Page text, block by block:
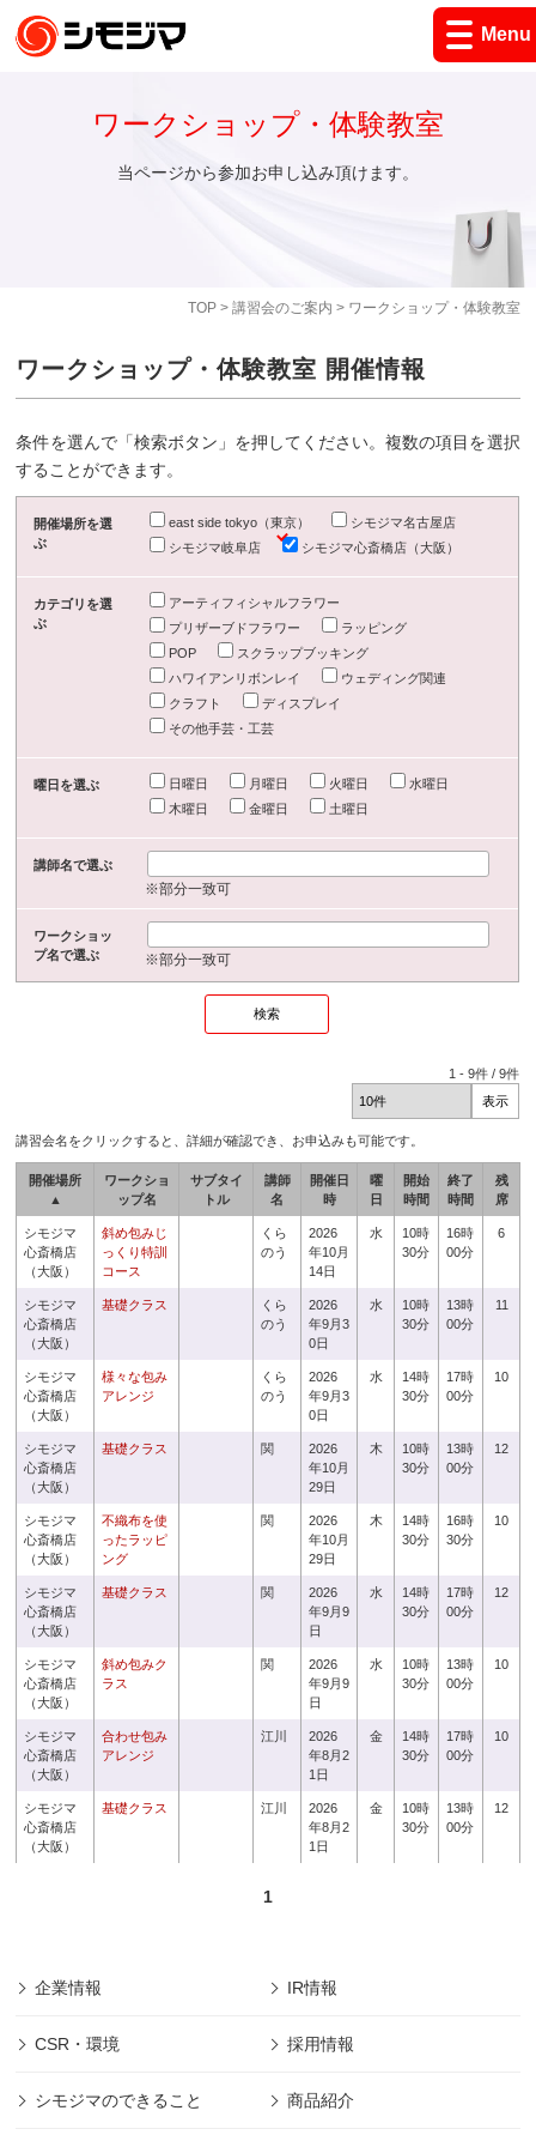
Menu
TOP> 講習会のご案内 > ワークショップ・体験教室
ワークショップ・体験教室
当ページから参加お申し込み頂けます。
ワークショップ・体験教室 開催情報
条件を選んで「検索ボタン」を押してください。複数の項目を選択
することができます。
開催場所を選
ぶ
east side tokyo（東京）
シモジマ名古屋店
シモジマ岐阜店
シモジマ心斎橋店（大阪）
カテゴリを選
ぶ
アーティフィシャルフラワー
プリザーブドフラワー
ラッピング
POP
スクラップブッキング
ハワイアンリボンレイ
ウェディング関連
クラフト
ディスプレイ
その他手芸・工芸
曜日を選ぶ 日曜日 月曜日 火曜日
水曜日
木曜日
金曜日 土曜日
講師名で選ぶ
※部分一致可
ワークショッ
プ名で選ぶ
※部分一致可
1 -9件 /9件
講習会名をクリックすると、詳細が確認でき、お申込みも可能です。
開催場所
▲
ワークショ
ップ名
サブタイ
トル
講師
名
開催日
時
曜
日
開始
時間
終了
時間
残
席
シモジマ
心斎橋店
（大阪）
斜め包みじ
っくり特訓
コース
くら
のう
2026
年10月
14日
水
10時
30分
16時
00分
6
シモジマ
心斎橋店
（大阪）
基礎クラス
くら
のう
2026
年9月3
0日
水
10時
30分
13時
00分
11
シモジマ
心斎橋店
（大阪）
様々な包み
アレンジ
くら
のう
2026
年9月3
0日
水
14時
30分
17時
00分
10
シモジマ
心斎橋店
（大阪）
基礎クラス 関
2026
年10月
29日
木
10時
30分
13時
00分
12
シモジマ
心斎橋店
（大阪）
不織布を使
ったラッピ
ング
関
2026
年10月
29日
木
14時
30分
16時
30分
10
シモジマ
心斎橋店
（大阪）
基礎クラス 関
2026
年9月9
日
水
14時
30分
17時
00分
12
シモジマ
心斎橋店
（大阪）
斜め包みク
ラス
関
2026
年9月9
日
水
10時
30分
13時
00分
10
シモジマ
心斎橋店
（大阪）
合わせ包み
アレンジ
江川
2026
年8月2
1日
金
14時
30分
17時
00分
10
シモジマ
心斎橋店
（大阪）
基礎クラス 江川
2026
年8月2
1日
金
10時
30分
13時
00分
12
1
企業情報 IR情報
CSR・環境 採用情報
シモジマのできること 商品紹介